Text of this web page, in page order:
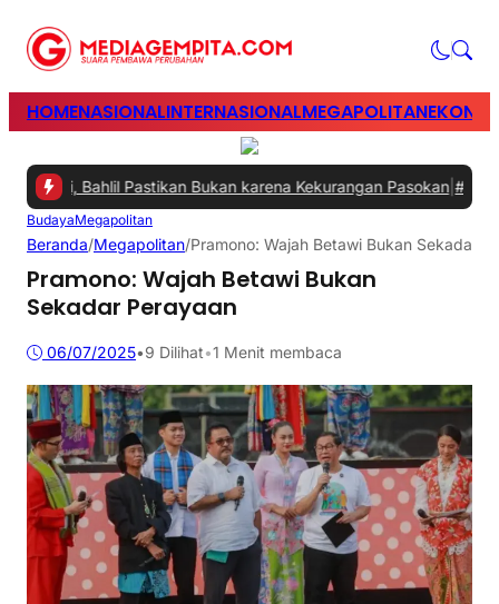
HOMENASIONALINTERNASIONALMEGAPOLITAN
Bahlil Pastikan Bukan karena Kekurangan Pasokan|#2 -
BudayaMegapolitan
Beranda/Megapolitan/Pramono: Wajah Betawi Bukan Sekadar
Pramono: Wajah Betawi Bukan
Sekadar Perayaan
06/07/2025•9 Dilihat•1 Menit membaca